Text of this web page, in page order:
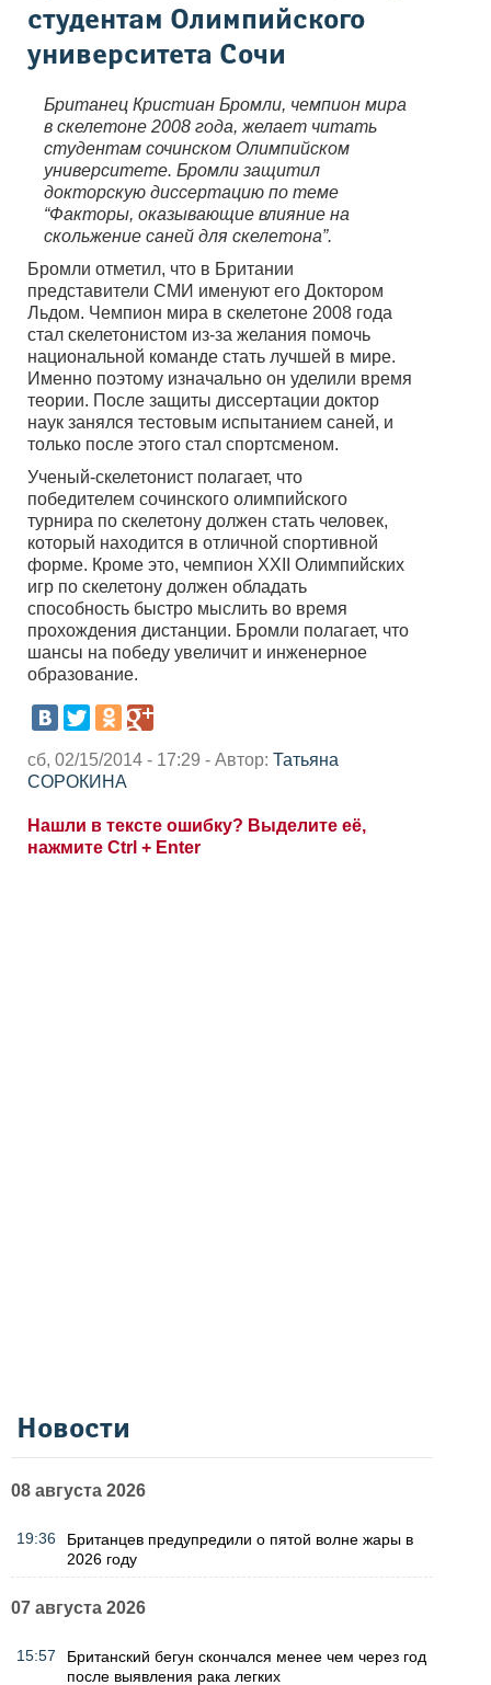
студентам Олимпийского
университета Сочи
Британец Кристиан Бромли, чемпион мира
в скелетоне 2008 года, желает читать
студентам сочинском Олимпийском
университете. Бромли защитил
докторскую диссертацию по теме
“Факторы, оказывающие влияние на
скольжение саней для скелетона”.
Бромли отметил, что в Британии
представители СМИ именуют его Доктором
Льдом. Чемпион мира в скелетоне 2008 года
стал скелетонистом из-за желания помочь
национальной команде стать лучшей в мире.
Именно поэтому изначально он уделили время
теории. После защиты диссертации доктор
наук занялся тестовым испытанием саней, и
только после этого стал спортсменом.
Ученый-скелетонист полагает, что
победителем сочинского олимпийского
турнира по скелетону должен стать человек,
который находится в отличной спортивной
форме. Кроме это, чемпион XXII Олимпийских
игр по скелетону должен обладать
способность быстро мыслить во время
прохождения дистанции. Бромли полагает, что
шансы на победу увеличит и инженерное
образование.
сб, 02/15/2014 - 17:29 - Автор: Татьяна
СОРОКИНА
Нашли в тексте ошибку? Выделите её,
нажмите Ctrl + Enter
Новости
08 августа 2026
19:36
Британцев предупредили о пятой волне жары в
2026 году
07 августа 2026
15:57
Британский бегун скончался менее чем через год
после выявления рака легких